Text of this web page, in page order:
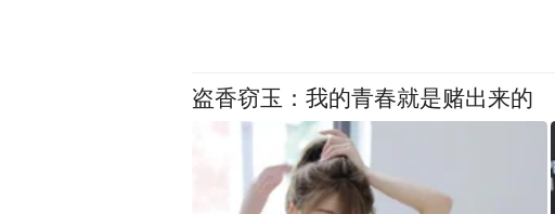
盗香窃玉：我的青春就是赌出来的